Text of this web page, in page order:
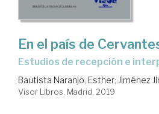
En el país de
estudios de recepción e
Bautista Naranjo, Esther; Jiménez
Visor Libros. Madrid, 2019